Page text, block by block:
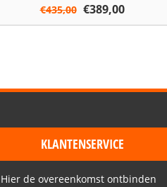
€435,00 Oorspronkelijke
prijs
€389,00Huidige
prijs
KLANTENSERVICE
Hier de overeenkomst ontbinden